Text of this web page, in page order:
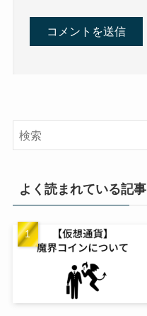
よく読まれている記事